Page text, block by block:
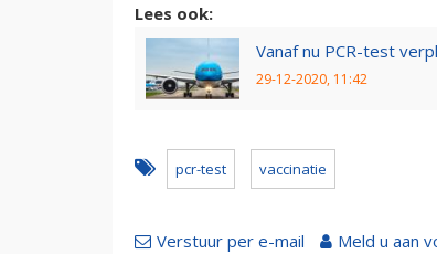
Lees ook:
Vanaf nu PCR-test
29-12-2020, 11:42
pcr-test vaccinatie
Verstuur per e-mail Meld u aan